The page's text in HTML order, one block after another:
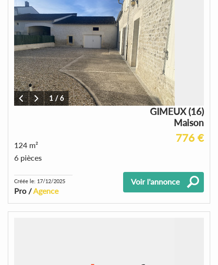
1/6
GIMEUX (16)
Maison
776 €
124 m²
6 pièces
Créée le: 17/12/2025
Pro /Agence
Voir l'annonce